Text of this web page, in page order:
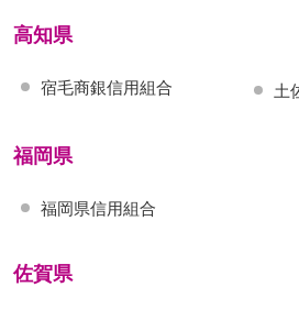
高知県
宿毛商銀信用組合 土
福岡県
福岡県信用組合
佐賀県